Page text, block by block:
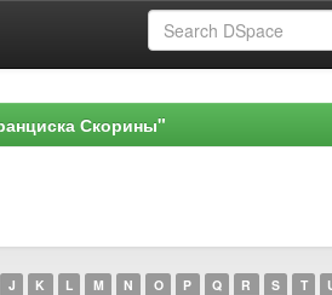
Скорины"
J K L M N O P Q R S T